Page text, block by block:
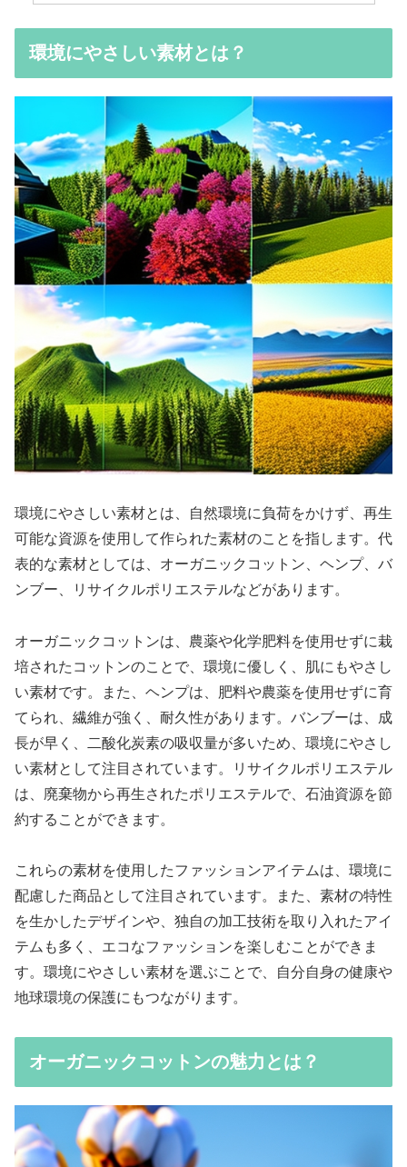
環境にやさしい素材とは？
環境にやさしい素材とは、自然環境に負荷をかけず、再生
可能な資源を使用して作られた素材のことを指します。代
表的な素材としては、オーガニックコットン、ヘンプ、バ
ンブー、リサイクルポリエステルなどがあります。
オーガニックコットンは、農薬や化学肥料を使用せずに栽
培されたコットンのことで、環境に優しく、肌にもやさし
い素材です。また、ヘンプは、肥料や農薬を使用せずに育
てられ、繊維が強く、耐久性があります。バンブーは、成
長が早く、二酸化炭素の吸収量が多いため、環境にやさし
い素材として注目されています。リサイクルポリエステル
は、廃棄物から再生されたポリエステルで、石油資源を節
約することができます。
これらの素材を使用したファッションアイテムは、環境に
配慮した商品として注目されています。また、素材の特性
を生かしたデザインや、独自の加工技術を取り入れたアイ
テムも多く、エコなファッションを楽しむことができま
す。環境にやさしい素材を選ぶことで、自分自身の健康や
地球環境の保護にもつながります。
オーガニックコットンの魅力とは？